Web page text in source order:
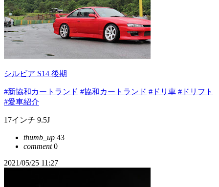
シルビア S14 後期
#新協和カートランド #協和カートランド #ドリ車 #ドリフト
#愛車紹介
17インチ 9.5J
thumb_up 43
comment0
2021/05/25 11:27